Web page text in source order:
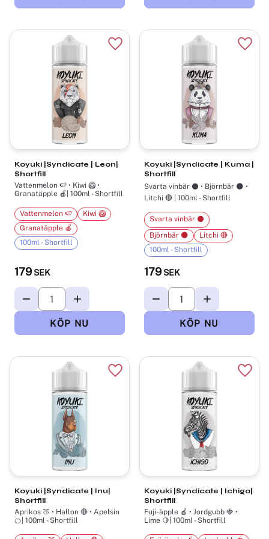
Koyuki |Syndicate | Leon|
Shortfill
Vattenmelon 🍉 • Kiwi 🥝 •
Granatäpple 🍎| 100ml - Shortfill
179 SEK
Vattenmelon 🍉
Kiwi 🥝
Granatäpple 🍎
100ml - Shortfill
Lägg till i favoriter
Koyuki |Syndicate | Kuma |
Shortfill
Svarta vinbär ⚫ • Björnbär 🌑 •
Litchi 🔴 | 100ml - Shortfill
179 SEK
Svarta vinbär ⚫
Björnbär 🌑
Litchi 🔴
100ml - Shortfill
Koyuki |Syndicate | Inu|
Shortfill
Aprikos 🍑 • Hallon 🔴 • Apelsin
🍊| 100ml - Shortfill
Lägg till i favoriter
Koyuki |Syndicate | Ichigo|
Shortfill
Fuji-äpple 🍎 • Jordgubb 🍓 •
Lime 🍋| 100ml - Shortfill